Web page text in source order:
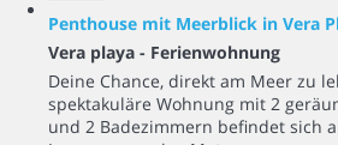
Penthouse mit Meerblick in Vera
Vera playa - Ferienwohnung
Deine Chance, direkt am Meer zu
spektakuläre Wohnung mit 2
und 2 Badezimmern befindet sich